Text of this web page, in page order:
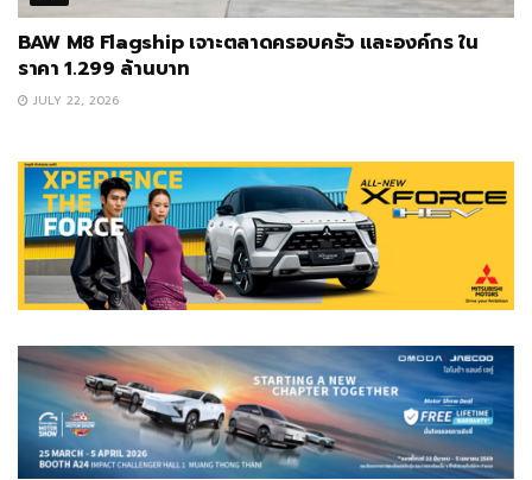
BAW M8 Flagship เจาะตลาดครอบครัว และองค์กร ใน
ราคา 1.299 ล้านบาท
JULY 22, 2026